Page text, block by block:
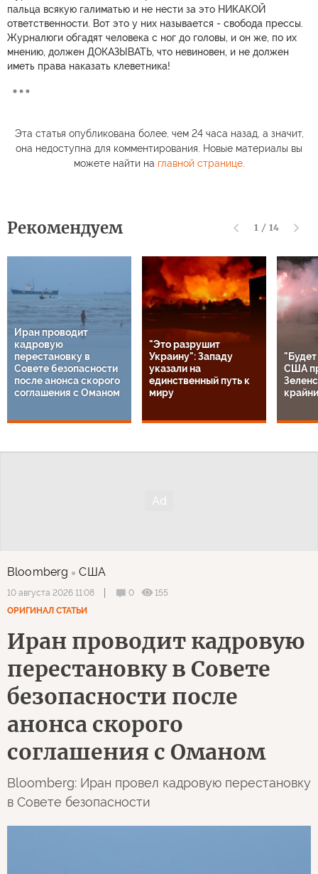
пальца всякую галиматью и не нести за это НИКАКОЙ
ответственности. Вот это у них называется - свобода прессы.
Журналюги обгадят человека с ног до головы, и он же, по их
мнению, должен ДОКАЗЫВАТЬ, что невиновен, и не должен
иметь права наказать клеветника!
Эта статья опубликована более, чем 24 часа назад, а значит,
она недоступна для комментирования. Новые материалы вы
можете найти на главной странице.
Рекомендуем 1 / 14
Иран проводит
кадровую
перестановку в
Совете безопасности
после анонса скорого
соглашения с Оманом
"Это разрушит
Украину": Западу
указали на
единственный путь к
миру
США
Bloomberg США
10 августа 2026 11:08 0
155
ОРИГИНАЛ СТАТЬИ
Иран проводит кадровую
перестановку в Совете
безопасности после
анонса скорого
соглашения с Оманом
Bloomberg: Иран провел кадровую перестановку
в Совете безопасности